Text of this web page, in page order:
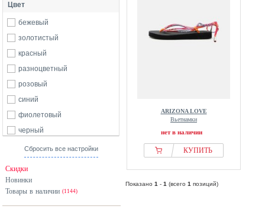
Цвет
бежевый
золотистый
красный
разноцветный
розовый
синий
фиолетовый
черный
Сбросить все настройки
Скидки
Новинки
Товары в наличии (1144)
ARIZONA LOVE
Вьетнамки
нет в наличии
КУПИТЬ
Показано 1 - 1 (всего 1 позиций)